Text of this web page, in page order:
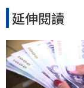
延伸閱讀